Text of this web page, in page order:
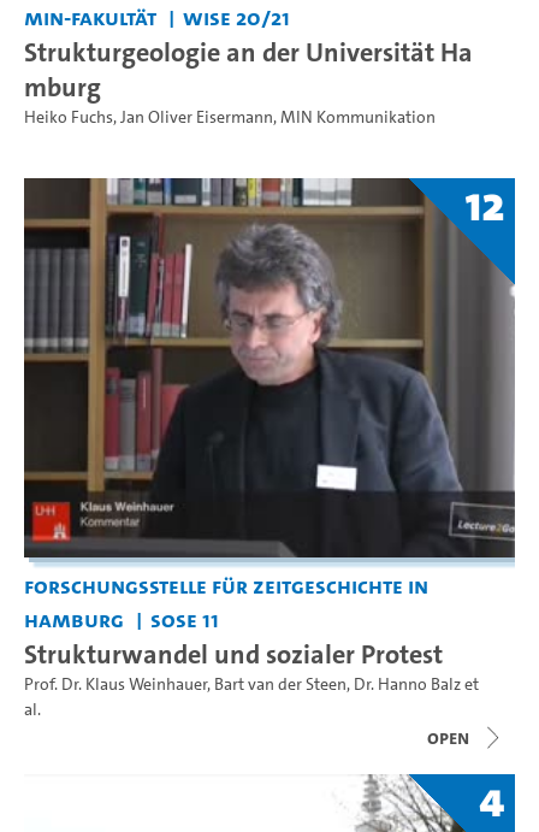
MIN-Fakultät WiSe 20/21
Strukturgeologie an der Universität Ha
mburg
Heiko Fuchs,Jan Oliver Eisermann,MIN Kommunikation
12
Forschungsstelle für Zeitgeschichte in
Hamburg
SoSe 11
Strukturwandel und sozialer Protest
Prof. Dr. Klaus Weinhauer, Bart van der Steen, Dr. Hanno Balzet
al.
open
4